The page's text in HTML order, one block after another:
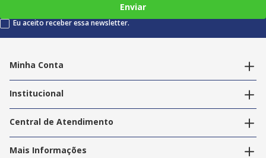
Enviar
Eu aceito receber essa newsletter.
Minha Conta
Editar endereços
Institucional
Nossas Lojas
Trabalhe Conosco
Central de Atendimento
Política de Privacidade
Termos e Condições
Mais Informações